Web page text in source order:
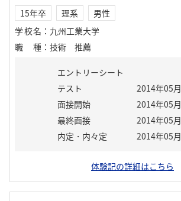
15年卒 理系
男性
学校名 ： 九州工業大学
職種 ： 技術 推薦
エントリーシート
テスト
2014年05月
面接開始
2014年05月
最終面接
2014年05月
内定・内々定
2014年05月
体験記の詳細はこちら